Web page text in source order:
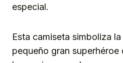
especial.
Esta camiseta simboliza
pequeño gran superhéroe